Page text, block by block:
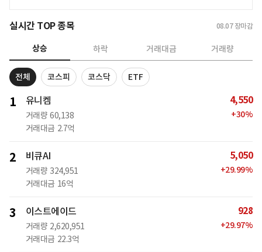
실시간 TOP 종목 08.07 장마감
상승 하락 거래대금 거래량
전체 코스피 코스닥 ETF
1 유니켐
거래량 60,138
거래대금 2.7억
4,550
+30%
2 비큐AI
거래량 324,951
거래대금 16억
5,050
+29.99%
3 이스트에이드
거래량 2,620,951
거래대금 22.3억
928
+29.97%